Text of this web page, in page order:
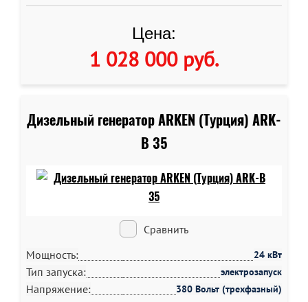
Цена:
1 028 000 руб.
Дизельный генератор ARKEN (Турция) ARK-
B 35
Сравнить
Мощность:
24 кВт
Тип запуска: электрозапуск
Напряжение: 380 Вольт (трехфазный)